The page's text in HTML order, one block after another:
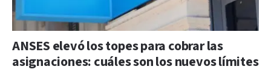
ANSES elevó los topes para cobrar las
asignaciones: cuáles son los nuevos límites